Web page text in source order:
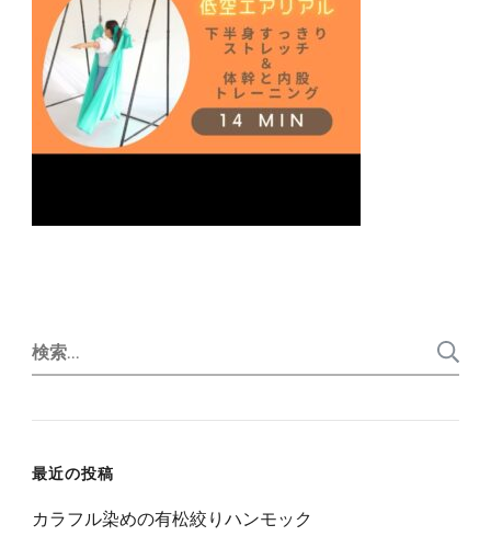
検
索:
最近の投稿
カラフル染めの有松絞りハンモック